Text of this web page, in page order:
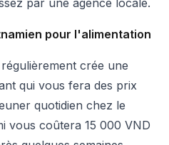
par une agence locale.
pour l'alimentation
crée une
qui vous fera des prix
quotidien chez le
vous coûtera 15 000 VND